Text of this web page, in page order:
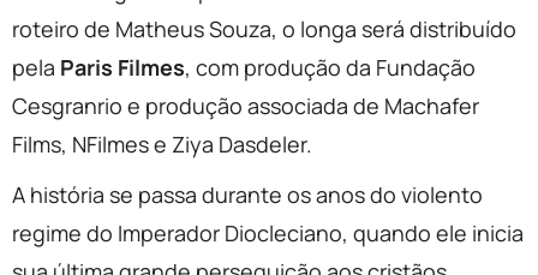
roteiro de Matheus Souza, o longa será distribuído
pela Paris Filmes, com produção da Fundação
Cesgranrio e produção associada de Machafer
Films, NFilmes e Ziya Dasdeler.
A história se passa durante os anos do violento
regime do Imperador Diocleciano, quando ele inicia